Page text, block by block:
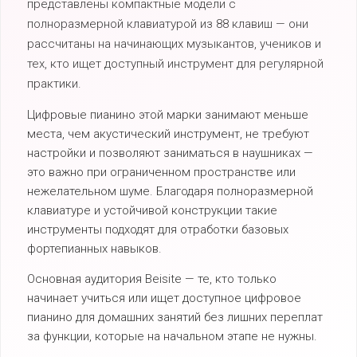
представлены компактные модели с
полноразмерной клавиатурой из 88 клавиш — они
рассчитаны на начинающих музыкантов, учеников и
тех, кто ищет доступный инструмент для регулярной
практики.
Цифровые пианино этой марки занимают меньше
места, чем акустический инструмент, не требуют
настройки и позволяют заниматься в наушниках —
это важно при ограниченном пространстве или
нежелательном шуме. Благодаря полноразмерной
клавиатуре и устойчивой конструкции такие
инструменты подходят для отработки базовых
фортепианных навыков.
Основная аудитория Beisite — те, кто только
начинает учиться или ищет доступное цифровое
пианино для домашних занятий без лишних переплат
за функции, которые на начальном этапе не нужны.